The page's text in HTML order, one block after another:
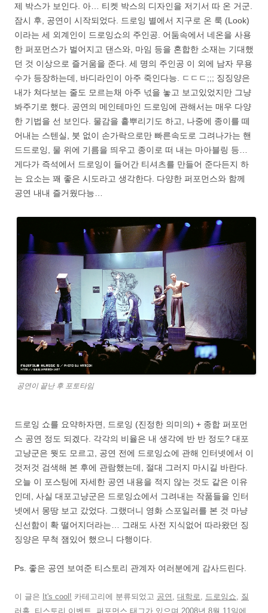
제 박스가 보인다. 아… 티켓 박스의 디자인을 저기서 따 온 거군.
잠시 후, 공연이 시작되었다. 드로잉 별에서 지구로 온 룩 (Look)
이라는 세 외계인이 드로잉쇼의 주인공. 어둠속에서 네온을 사용
한 퍼포먼스가 벌어지고 댄스와, 마임 등을 혼합한 소재는 기대했
던 것 이상으로 즐거움을 준다. 세 명의 주인공 이 외에 남자 무용
수가 등장하는데, 바디라인이 아주 죽인다능. ㄷㄷㄷ;;; 징징양은
내가 쳐다보는 줄도 모르는채 아주 넋을 놓고 보고있었지만 그냥
봐주기로 했다. 공연의 메인테마인 드로잉에 관해서는 매우 다양
한 기법을 선 보인다. 물감을 흩뿌리기도 하고, 나중에 종이를 떼
어내는 스텐실, 붓 없이 손가락으로만 빠른속도로 그려나가는 핸
드드로잉, 물 위에 기름을 띄우고 종이로 떠 내는 마아블링 등…
게다가 즉석에서 드로잉이 들어간 티셔츠를 만들어 준다든지 하
는 요소는 꽤 좋은 시도라고 생각한다. 다양한 퍼포먼스와 함께
공연 내내 즐거웠다능…
공연이 끝난 후 포토타임
드로잉 쇼를 요약하자면, 드로잉 (진정한 의미의) + 종합 퍼포먼
스 공연 정도 되겠다. 각각의 비율은 내 생각에 반 반 정도? 대포
고냥군은 뭣도 모르고, 공연 전에 드로잉쇼에 관해 인터넷에서 이
것저것 검색해 본 후에 관람했는데, 절대 그러지 마시길 바란다.
오늘 이 포스팅에 자세한 공연 내용을 적지 않는 것도 같은 이유
인데, 사실 대포고냥군은 드로잉쇼에서 그려내는 작품들을 인터
넷에서 몽땅 보고 갔었다. 그랬더니 영화 스포일러를 본 것 마냥
신선함이 확 떨어지더라는… 그래도 사전 지식없어 따라왔던 징
징양은 무척 잼있어 했으니 다행이다.
Ps. 좋은 공연 보여준 티스토리 관계자 여러분에게 감사드린다.
이 글은 It's cool! 카테고리에 분류되었고 공연 , 대학로, 드로잉쇼, 질
러홀
티스토리 이벤트 퍼포먼스 태그가 있으며 2008년 8월 11일에